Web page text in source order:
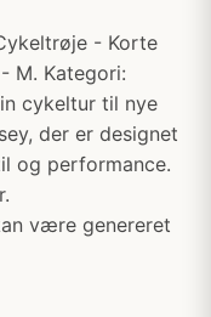
- Korte
M. Kategori:
cykeltur til nye
der er designet
og performance.
være genereret